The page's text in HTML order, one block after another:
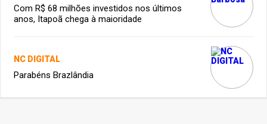
Com R$ 68 milhões investidos nos últimos
anos, Itapoã chega à maioridade
NC DIGITAL
Parabéns Brazlândia